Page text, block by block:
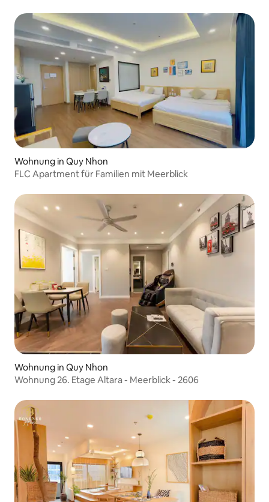
Wohnung in Quy Nhon
FLC Apartment für Familien mit Meerblick
Wohnung in Quy Nhon
Wohnung 26. Etage Altara - Meerblick - 2606